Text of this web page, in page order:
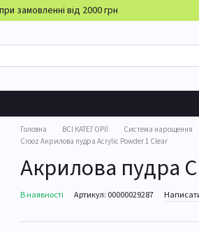
замовленні від 2000 грн
Головна ВСІ КАТЕГОРІЇ Система нарощення
Crooz Акрилова пудра Acrylic Powder 1 Clear
Акрилова пудра
В наявності Артикул: 00000029287